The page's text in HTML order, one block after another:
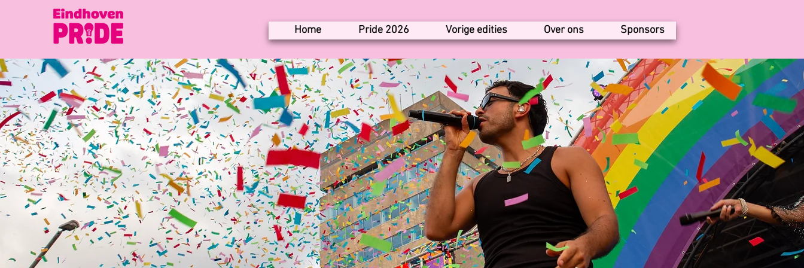
Home Pride 2026 Vorige edities Over ons Sponsors